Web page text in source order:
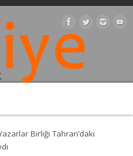
Birliği Tahran’daki